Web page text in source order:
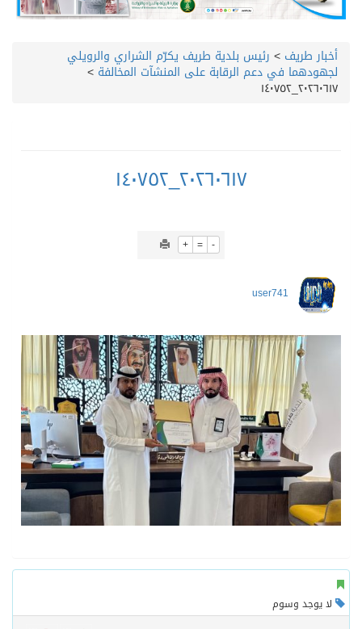
أخبار طريف > رئيس بلدية طريف يكرّم الشراري والرويلي
لجهودهما في دعم الرقابة على المنشآت المخالفة >
٢٠٢٦٠٦١٧_١٤٠٧٥٢
٢٠٢٦٠٦١٧_١٤٠٧٥٢
+ = -
user741
لا يوجد وسوم